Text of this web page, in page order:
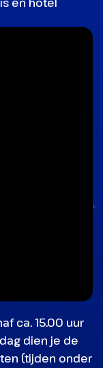
ca. 15.00 uur
dien je de
(tijden onder